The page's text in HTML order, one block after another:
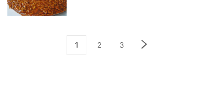
1 2 3